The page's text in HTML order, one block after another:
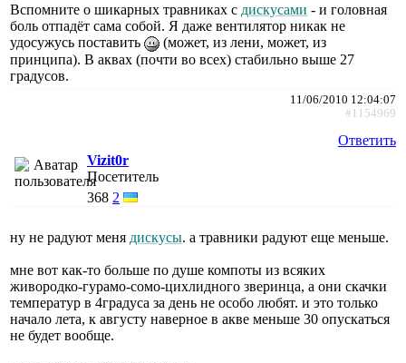
Вспомните о шикарных травниках с дискусами - и головная
боль отпадёт сама собой. Я даже вентилятор никак не
удосужусь поставить
(может, из лени, может, из
принципа). В аквах (почти во всех) стабильно выше 27
градусов.
11/06/2010 12:04:07
#1154969
Ответить
Vizit0r
Посетитель
368 2
ну не радуют меня дискусы. а травники радуют еще меньше.
мне вот как-то больше по душе компоты из всяких
живородко-гурамо-сомо-цихлидного зверинца, а они скачки
температур в 4градуса за день не особо любят. и это только
начало лета, к августу наверное в акве меньше 30 опускаться
не будет вообще.